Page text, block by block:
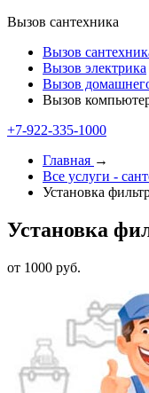
Вызов сантехника
Вызов
Вызов электрика
Вызов
Вызов
+7-922-335-1000
Главная →
Все услуги -
Установка
Установка
от 1000 руб.